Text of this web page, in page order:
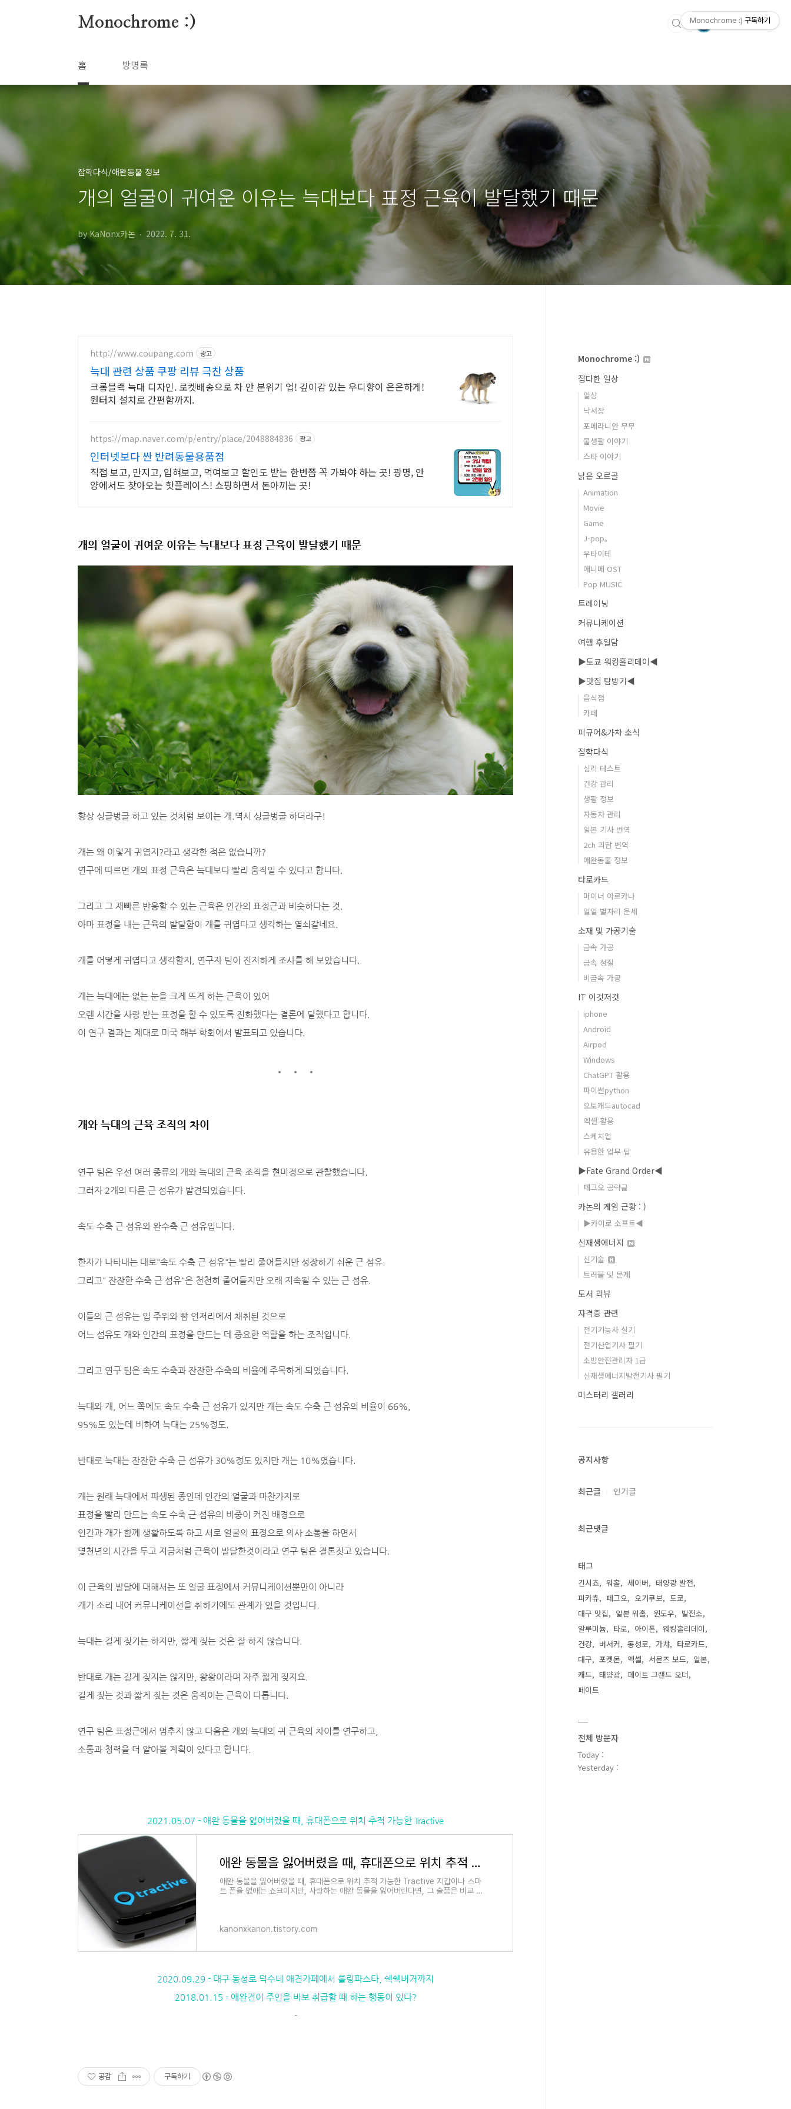
Monochrome :)
홈 방명록
잡학다식/애완동물 정보
개의 얼굴이 귀여운 이유는 늑대보다 표정 근육이 발달했기 때문
by KaNonx카논 2022. 7. 31.
http://www.coupang.com 광고
늑대 관련 상품 쿠팡 리뷰 극찬 상품
크롬블랙 늑대 디자인. 로켓배송으로 차 안 분위기 업! 깊이감 있는 우디향이 은은하게!
원터치 설치로 간편함까지.
https://map.naver.com/p/entry/place/2048884836 광고
인터넷보다 싼 반려동물용품점
직접 보고, 만지고, 입혀보고, 먹여보고 할인도 받는 한번쯤 꼭 가봐야 하는 곳! 광명, 안
양에서도 찾아오는 핫플레이스! 쇼핑하면서 돈아끼는 곳!
개의 얼굴이 귀여운 이유는 늑대보다 표정 근육이 발달했기 때문
항상 싱글벙글 하고 있는 것처럼 보이는 개.역시 싱글벙글 하더라구!
개는 왜 이렇게 귀엽지?라고 생각한 적은 없습니까?
연구에 따르면 개의 표정 근육은 늑대보다 빨리 움직일 수 있다고 합니다.
그리고 그 재빠른 반응할 수 있는 근육은 인간의 표정근과 비슷하다는 것.
아마 표정을 내는 근육의 발달함이 개를 귀엽다고 생각하는 열쇠같네요.
개를 어떻게 귀엽다고 생각할지, 연구자 팀이 진지하게 조사를 해 보았습니다.
개는 늑대에는 없는 눈을 크게 뜨게 하는 근육이 있어
오랜 시간을 사랑 받는 표정을 할 수 있도록 진화했다는 결론에 달했다고 합니다.
이 연구 결과는 제대로 미국 해부 학회에서 발표되고 있습니다.
개와 늑대의 근육 조직의 차이
연구 팀은 우선 여러 종류의 개와 늑대의 근육 조직을 현미경으로 관찰했습니다.
그러자 2개의 다른 근 섬유가 발견되었습니다.
속도 수축 근 섬유와 완수축 근 섬유입니다.
한자가 나타내는 대로"속도 수축 근 섬유"는 빨리 줄어들지만 성장하기 쉬운 근 섬유.
그리고" 잔잔한 수축 근 섬유"은 천천히 줄어들지만 오래 지속될 수 있는 근 섬유.
이들의 근 섬유는 입 주위와 뺨 언저리에서 채취된 것으로
어느 섬유도 개와 인간의 표정을 만드는 데 중요한 역할을 하는 조직입니다.
그리고 연구 팀은 속도 수축과 잔잔한 수축의 비율에 주목하게 되었습니다.
늑대와 개, 어느 쪽에도 속도 수축 근 섬유가 있지만 개는 속도 수축 근 섬유의 비율이 66%,
95%도 있는데 비하여 늑대는 25%정도.
반대로 늑대는 잔잔한 수축 근 섬유가 30%정도 있지만 개는 10%였습니다.
개는 원래 늑대에서 파생된 종인데 인간의 얼굴과 마찬가지로
표정을 빨리 만드는 속도 수축 근 섬유의 비중이 커진 배경으로
인간과 개가 함께 생활하도록 하고 서로 얼굴의 표정으로 의사 소통을 하면서
몇천년의 시간을 두고 지금처럼 근육이 발달한것이라고 연구 팀은 결론짓고 있습니다.
이 근육의 발달에 대해서는 또 얼굴 표정에서 커뮤니케이션뿐만이 아니라
개가 소리 내어 커뮤니케이션을 취하기에도 관계가 있을 것입니다.
늑대는 길게 짖기는 하지만, 짧게 짖는 것은 잘 하지 않습니다.
반대로 개는 길게 짖지는 않지만, 왕왕이라며 자주 짧게 짖지요.
길게 짖는 것과 짧게 짖는 것은 움직이는 근육이 다릅니다.
연구 팀은 표정근에서 멈추지 않고 다음은 개와 늑대의 귀 근육의 차이를 연구하고,
소통과 청력을 더 알아볼 계획이 있다고 합니다.
2021.05.07 - 애완 동물을 잃어버렸을 때, 휴대폰으로 위치 추적 가능한 Tractive
애완 동물을 잃어버렸을 때, 휴대폰으로 위치 추적 가능한 Tractive
애완 동물을 잃어버렸을 때, 휴대폰으로 위치 추적 가능한 Tractive 지갑이나 스마
트 폰을 없애는 쇼크이지만, 사랑하는 애완 동물을 잃어버린다면, 그 슬픔은 비교 가
kanonxkanon.tistory.com
2020.09.29 - 대구 동성로 덕수네 애견카페에서 롤링파스타, 쉑쉑버거까지
2018.01.15 - 애완견이 주인을 바보 취급할 때 하는 행동이 있다?
-
공감 구독하기
Monochrome :)
잡다한 일상
일상
낙서장
포메라니안 무무
물생활 이야기
스타 이야기
낡은 오르골
Animation
Movie
Game
J-pop。
우타이테
애니메 OST
Pop MUSIC
트레이닝
커뮤니케이션
여행 후일담
▶도쿄 워킹홀리데이◀
▶맛집 탐방기◀
음식점
카페
피규어&가챠 소식
잡학다식
심리 테스트
건강 관리
생활 정보
자동차 관리
일본 기사 번역
2ch 괴담 번역
애완동물 정보
타로카드
마이너 아르카나
일일 별자리 운세
소재 및 가공기술
금속 가공
금속 성질
비금속 가공
IT 이것저것
iphone
Android
Airpod
Windows
ChatGPT 활용
파이썬python
오토캐드autocad
엑셀 활용
스케치업
유용한 업무 팁
▶Fate Grand Order◀
페그오 공략글
카논의 게임 근황 : )
▶카이로 소프트◀
신재생에너지
신기술
트러블 및 문제
도서 리뷰
자격증 관련
전기기능사 실기
전기산업기사 필기
소방안전관리자 1급
신재생에너지발전기사 필기
미스터리 갤러리
공지사항
최근글 인기글
최근댓글
태그
긴시쵸 워홀 세이버
태양광 발전
피카츄
페그오 오기쿠보
도쿄
대구 맛집
일본 워홀 윈도우
발전소
알루미늄
타로 아이폰
워킹홀리데이
건강
버서커 동성로 가챠
타로카드
대구
포켓몬 엑셀 서몬즈 보드
일본
캐드
태양광
페이트 그랜드 오더
페이트
전체 방문자
Today :
Yesterday :
Monochrome :) 구독하기